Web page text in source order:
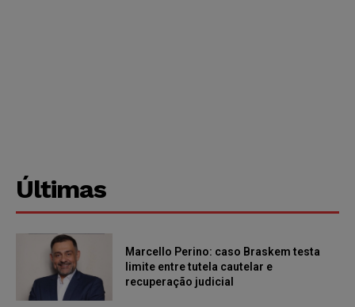
Últimas
Marcello Perino: caso Braskem testa
limite entre tutela cautelar e
recuperação judicial